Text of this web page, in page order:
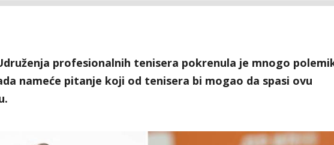
profesionalnih tenisera pokrenula je mnogo
nameće pitanje koji od tenisera bi mogao da spasi ovu